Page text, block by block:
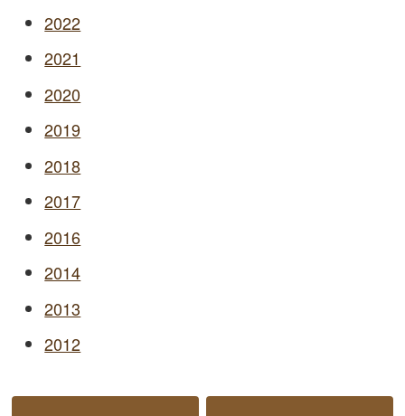
2022
2021
2020
2019
2018
2017
2016
2014
2013
2012